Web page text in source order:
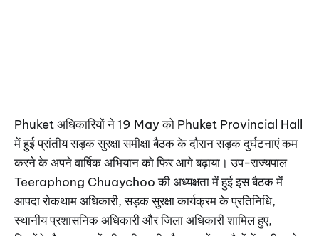
Phuket अधिकारियों ने 19 May को Phuket Provincial Hall
में हुई प्रांतीय सड़क सुरक्षा समीक्षा बैठक के दौरान सड़क दुर्घटनाएं कम
करने के अपने वार्षिक अभियान को फिर आगे बढ़ाया। उप-राज्यपाल
Teeraphong Chuaychoo की अध्यक्षता में हुई इस बैठक में
आपदा रोकथाम अधिकारी, सड़क सुरक्षा कार्यक्रम के प्रतिनिधि,
स्थानीय प्रशासनिक अधिकारी और जिला अधिकारी शामिल हुए,